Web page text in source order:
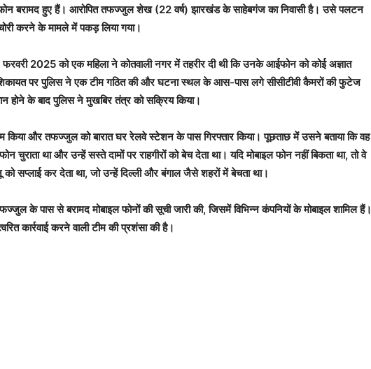
बरामद हुए हैं। आरोपित तफज्जुल शेख (22 वर्ष) झारखंड के साहेबगंज का निवासी है। उसे पलटन
करने के मामले में पकड़ लिया गया।
2025 को एक महिला ने कोतवाली नगर में तहरीर दी थी कि उनके आईफोन को कोई अज्ञात
शिकायत पर पुलिस ने एक टीम गठित की और घटना स्थल के आस-पास लगे सीसीटीवी कैमरों की फुटेज
होने के बाद पुलिस ने मुखबिर तंत्र को सक्रिय किया।
किया और तफज्जुल को बारात घर रेलवे स्टेशन के पास गिरफ्तार किया। पूछताछ में उसने बताया कि वह
चुराता था और उन्हें सस्ते दामों पर राहगीरों को बेच देता था। यदि मोबाइल फोन नहीं बिकता था, तो वे
सप्लाई कर देता था, जो उन्हें दिल्ली और बंगाल जैसे शहरों में बेचता था।
के पास से बरामद मोबाइल फोनों की सूची जारी की, जिसमें विभिन्न कंपनियों के मोबाइल शामिल हैं।
कार्रवाई करने वाली टीम की प्रशंसा की है।